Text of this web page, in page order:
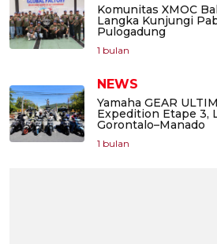
Komunitas XMOC
Langka Kunjungi
Pulogadung
1 bulan
NEWS
Yamaha GEAR
Expedition Etape 3,
Gorontalo–Manado
1 bulan